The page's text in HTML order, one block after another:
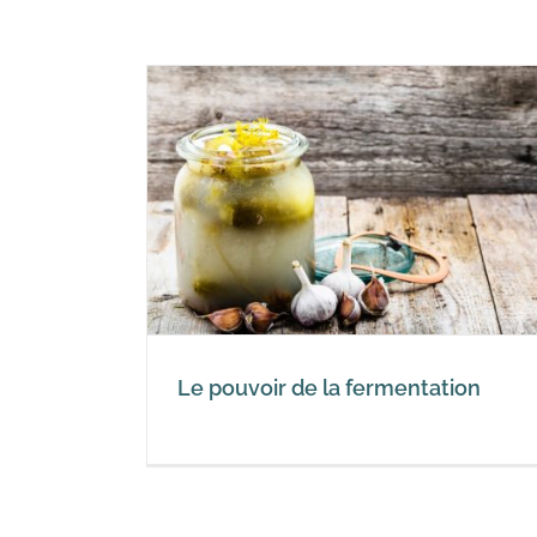
Le pouvoir de la fermentation
Fermentation ?
fermentée pasteurisée a-t-
un sens ?
Résistance et Covid-19